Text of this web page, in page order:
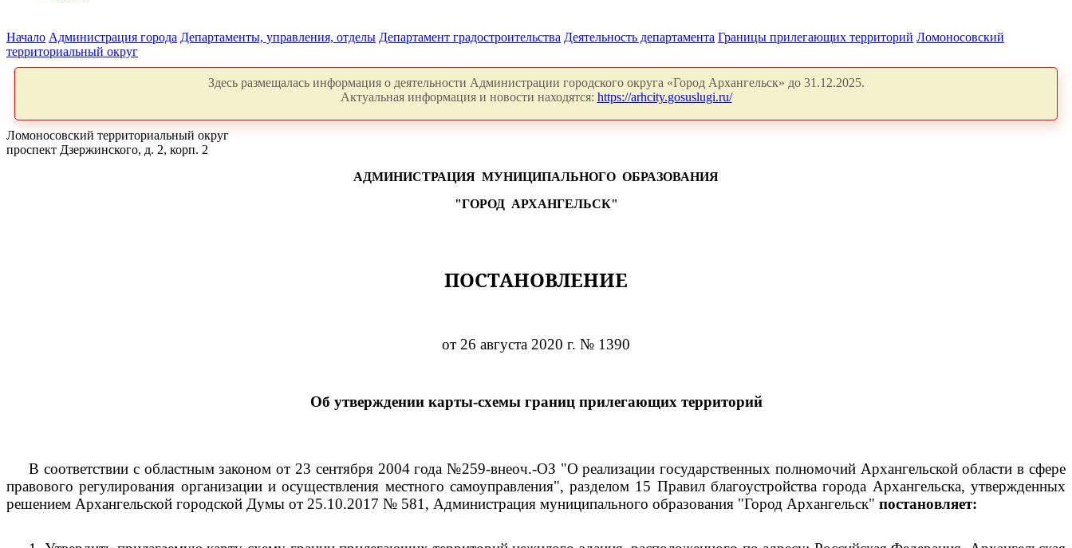
Начало Администрация города Департаменты, управления, отделы Департамент градостроительства Деятельность департамента Границы прилегающих территорий Ломоносовский
территориальный округ
Здесь размещалась информация о деятельности Администрации городского округа «Город Архангельск» до 31.12.2025.
Актуальная информация и новости находятся: https://arhcity.gosuslugi.ru/
Ломоносовский территориальный округ
проспект Дзержинского, д. 2, корп. 2
АДМИНИСТРАЦИЯ МУНИЦИПАЛЬНОГО ОБРАЗОВАНИЯ
"ГОРОД АРХАНГЕЛЬСК"
ПОСТАНОВЛЕНИЕ
от 26 августа 2020 г. № 1390
Об утверждении карты-схемы границ прилегающих территорий
В соответствии с областным законом от 23 сентября 2004 года №259-внеоч.-ОЗ "О реализации государственных полномочий Архангельской области в сфере
правового регулирования организации и осуществления местного самоуправления", разделом 15 Правил благоустройства города Архангельска, утвержденных
решением Архангельской городской Думы от 25.10.2017 № 581, Администрация муниципального образования "Город Архангельск" постановляет: